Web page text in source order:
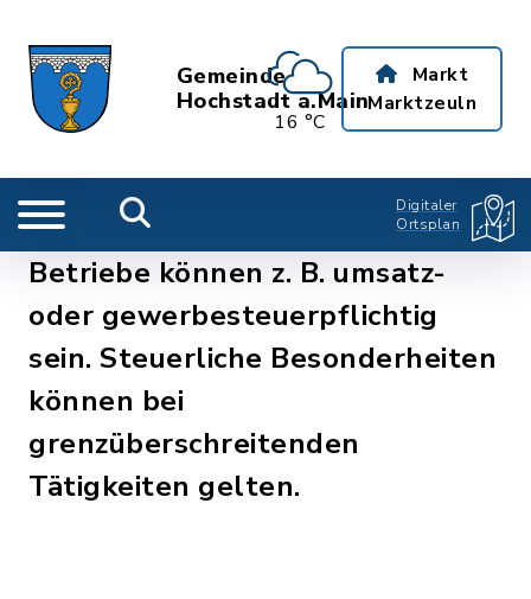
Gemeinde
Hochstadt a.Main
16 °C
Markt
Marktzeuln
Digitaler
Ortsplan
Betriebe können z. B. umsatz-
oder gewerbesteuerpflichtig
sein. Steuerliche Besonderheiten
können bei
grenzüberschreitenden
Tätigkeiten gelten.